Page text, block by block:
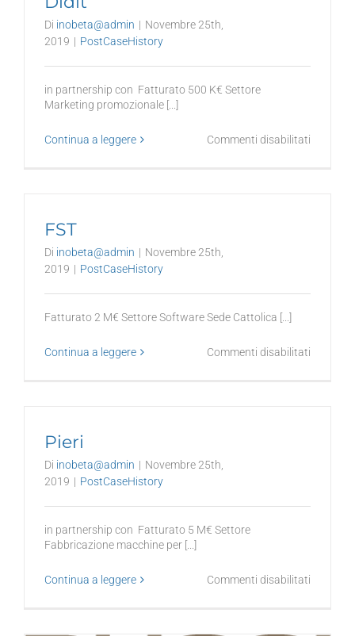
Di inobeta@admin | Novembre 25th,
2019 | PostCaseHistory
in partnership con Fatturato 500 K€ Settore
Marketing promozionale [...]
Continua a leggere Commenti disabilitati
FST
Di inobeta@admin | Novembre 25th,
2019 | PostCaseHistory
Fatturato 2 M€ Settore Software Sede Cattolica [...]
Continua a leggere Commenti disabilitati
Pieri
Di inobeta@admin | Novembre 25th,
2019 | PostCaseHistory
in partnership con Fatturato 5 M€ Settore
Fabbricazione macchine per [...]
Continua a leggere Commenti disabilitati